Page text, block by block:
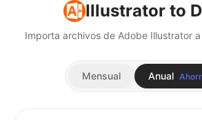
Illustrator to
Mensual Anual